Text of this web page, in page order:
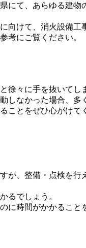
て、あらゆる建
けて、消火設備
考にご覧ください。
々に手を抜いてし
なかった場合、
ことをぜひ心がけて
、整備・点検を
るでしょう。
時間がかかるこ